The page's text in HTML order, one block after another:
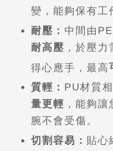
變，能夠保有工
耐壓： 中間由
耐高壓 ，於壓
得心應手，最高
質輕： PU材質
量更輕 ，能夠
腕不會受傷。
切割容易： 貼心